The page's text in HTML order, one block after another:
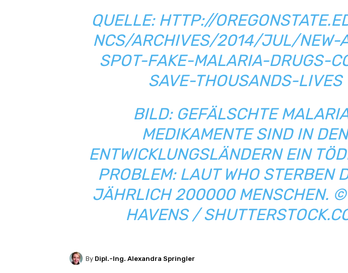
QUELLE: HTTP://
NCS/ARCHIVES/2014/JUL/NEW-
SPOT-FAKE-MALARIA-DRUGS-
SAVE-THOUSANDS-LIVES
BILD: GEFÄLSCHTE
MEDIKAMENTE SIND IN DEN
ENTWICKLUNGSLÄNDERN EIN
PROBLEM: LAUT WHO STERBEN
JÄHRLICH 200000 MENSCHEN. ©
HAVENS /
By Dipl.-Ing. Alexandra Springler